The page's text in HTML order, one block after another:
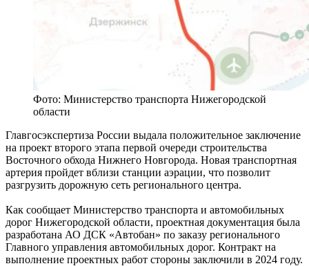
Фото: Министерство транспорта Нижегородской
области
Главгосэкспертиза России выдала положительное заключение
на проект второго этапа первой очереди строительства
Восточного обхода Нижнего Новгорода. Новая транспортная
артерия пройдет вблизи станции аэрации, что позволит
разгрузить дорожную сеть регионального центра.
Как сообщает Министерство транспорта и автомобильных
дорог Нижегородской области, проектная документация была
разработана АО ДСК «Автобан» по заказу регионального
Главного управления автомобильных дорог. Контракт на
выполнение проектных работ стороны заключили в 2024 году.